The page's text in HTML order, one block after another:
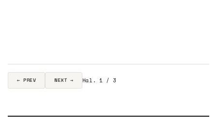
← PREV NEXT → Hal. 1 / 3